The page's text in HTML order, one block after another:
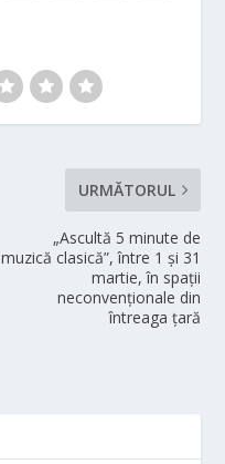
URMĂTORUL
„Ascultă 5 minute de
muzică clasică”, între 1 și 31
martie, în spații
neconvenționale din
întreaga țară